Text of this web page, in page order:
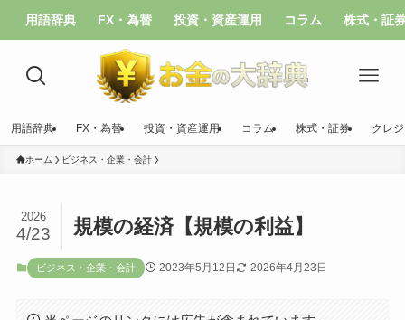
用語辞典 FX・為替 投資・資産運用 コラム 株式・証
用語辞典 FX・為替 投資・資産運用 コラム 株式・証券 クレ
ホーム ビジネス・企業・会計
規模の経済【規模の利益】
2026
4/23
ビジネス・企業・会計 2023年5月12日 2026年4月23日